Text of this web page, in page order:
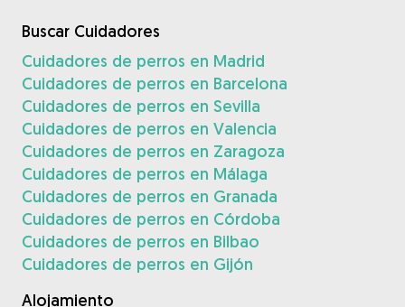
Buscar Cuidadores
Cuidadores de perros en Madrid
Cuidadores de perros en Barcelona
Cuidadores de perros en Sevilla
Cuidadores de perros en Valencia
Cuidadores de perros en Zaragoza
Cuidadores de perros en Málaga
Cuidadores de perros en Granada
Cuidadores de perros en Córdoba
Cuidadores de perros en Bilbao
Cuidadores de perros en Gijón
Alojamiento